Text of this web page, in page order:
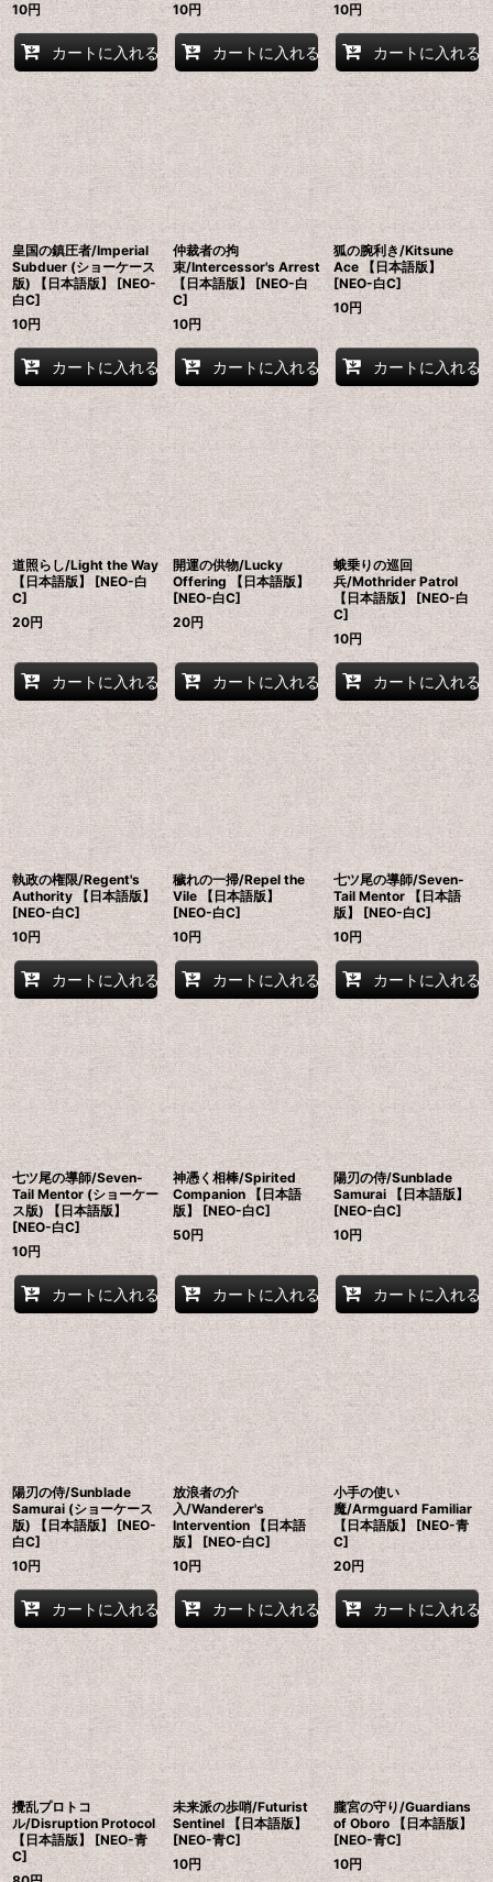
10円
カートに入れる
10円
カートに入れる
10円
カートに入れる
皇国の鎮圧者/Imperial
Subduer (ショーケース
版) 【日本語版】 [NEO-
白C]
10円
カートに入れる
仲裁者の拘
束/Intercessor's Arrest
【日本語版】 [NEO-白
C]
10円
カートに入れる
狐の腕利き/Kitsune
Ace 【日本語版】
[NEO-白C]
10円
カートに入れる
道照らし/Light the Way
【日本語版】 [NEO-白
C]
20円
カートに入れる
開運の供物/Lucky
Offering 【日本語版】
[NEO-白C]
20円
カートに入れる
蛾乗りの巡回
兵/Mothrider Patrol
【日本語版】 [NEO-白
C]
10円
カートに入れる
執政の権限/Regent's
Authority 【日本語版】
[NEO-白C]
10円
カートに入れる
穢れの一掃/Repel the
Vile 【日本語版】
[NEO-白C]
10円
カートに入れる
七ツ尾の導師/Seven-
Tail Mentor 【日本語
版】 [NEO-白C]
10円
カートに入れる
七ツ尾の導師/Seven-
Tail Mentor (ショーケー
ス版) 【日本語版】
[NEO-白C]
10円
カートに入れる
神憑く相棒/Spirited
Companion 【日本語
版】 [NEO-白C]
50円
カートに入れる
陽刃の侍/Sunblade
Samurai 【日本語版】
[NEO-白C]
10円
カートに入れる
陽刃の侍/Sunblade
Samurai (ショーケース
版) 【日本語版】 [NEO-
白C]
10円
カートに入れる
放浪者の介
入/Wanderer's
Intervention 【日本語
版】 [NEO-白C]
10円
カートに入れる
小手の使い
魔/Armguard Familiar
【日本語版】 [NEO-青
C]
20円
カートに入れる
攪乱プロトコ
ル/Disruption Protocol
【日本語版】 [NEO-青
C]
未来派の歩哨/Futurist
Sentinel 【日本語版】
[NEO-青C]
10円
朧宮の守り/Guardians
of Oboro 【日本語版】
[NEO-青C]
10円